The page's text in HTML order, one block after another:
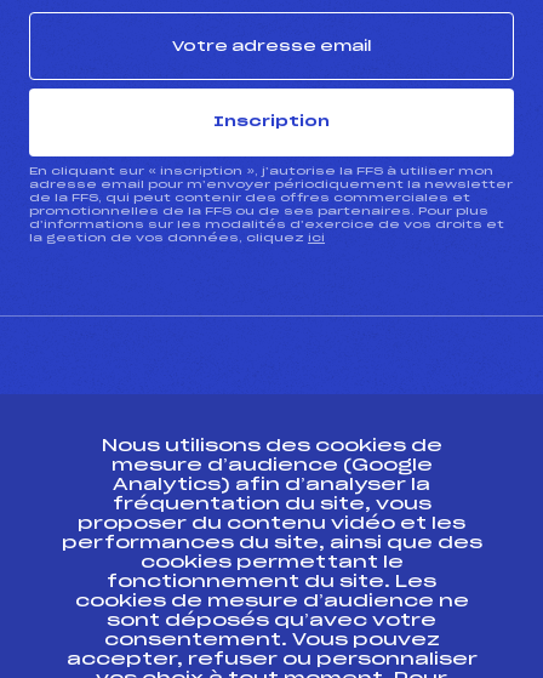
Inscription
En cliquant sur « inscription », j’autorise la FFS à utiliser mon
adresse email pour m’envoyer périodiquement la newsletter
de la FFS, qui peut contenir des offres commerciales et
promotionnelles de la FFS ou de ses partenaires. Pour plus
d’informations sur les modalités d’exercice de vos droits et
la gestion de vos données, cliquez ici
ESPACE PRESSE
Ressources
Pass’Neige
Projet sportif fédéral
Projet de performance fédéral
Antidopage
Pôle Développement, Formation, Suivi
Scientifique
Nous utilisons des cookies de
mesure d’audience (Google
Analytics) afin d’analyser la
fréquentation du site, vous
proposer du contenu vidéo et les
performances du site, ainsi que des
cookies permettant le
fonctionnement du site. Les
cookies de mesure d’audience ne
sont déposés qu’avec votre
consentement. Vous pouvez
accepter, refuser ou personnaliser